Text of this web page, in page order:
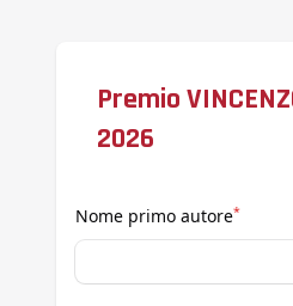
Premio
2026
Nome primo autore*